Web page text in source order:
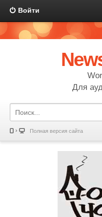
Войти
Для
Полная версия сайта